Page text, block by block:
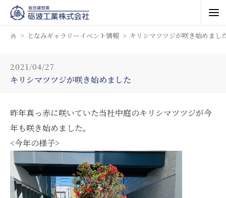
となみギャラリーイベント情報 キリシマツツジが咲き始めまし
2021/04/27
キリシマツツジが咲き始めました
昨年真っ赤に咲いていた当社中庭のキリシマツツジが今
年も咲き始めました。
<今年の様子>